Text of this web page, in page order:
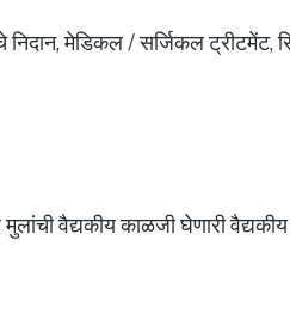
निदान, मेडिकल / सर्जिकल
वैद्यकीय काळजी घेणारी